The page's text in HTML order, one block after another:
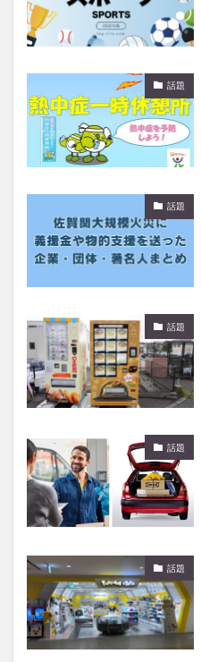
話題
話題
話題
話題
話題